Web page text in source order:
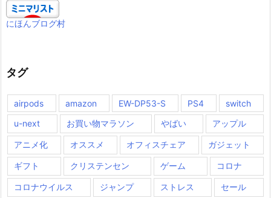
にほんブログ村
タグ
airpods amazon EW-DP53-S PS4
switch
u-next
お買い物マラソン やばい アップル
アニメ化 オススメ オフィスチェア ガジェット
ギフト クリステンセン ゲーム コロナ
コロナウイルス ジャンプ ストレス セール